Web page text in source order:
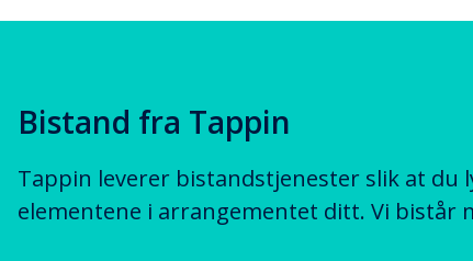
Bistand fra Tappin
Tappin leverer bistandstjenester slik at du
elementene i arrangementet ditt. Vi bistår